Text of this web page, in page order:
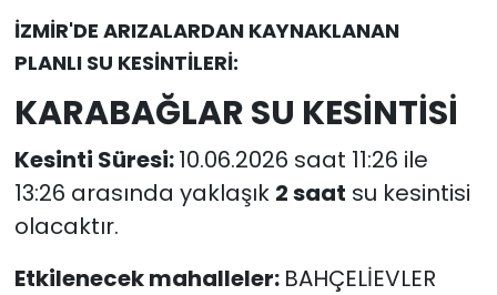
İZMİR'DE ARIZALARDAN KAYNAKLANAN
PLANLI SU KESİNTİLERİ:
KARABAĞLAR SU KESİNTİSİ
Kesinti Süresi:10.06.2026 saat 11:26 ile
13:26 arasında yaklaşık 2 saat su kesintisi
olacaktır.
Etkilenecek mahalleler: BAHÇELİEVLER